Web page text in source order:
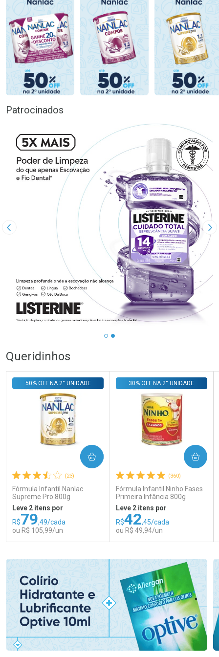
Patrocinados
Imagem Anterior
Queridinhos
(23)
Fórmula Infantil Nanlac
Supreme Pro 800g
50% OFF NA 2° UNIDADE
Leve 2 itens por
R$79,49/cada
ou R$ 105,99/un
COMPRAR
(360)
Fórmula Infantil Ninho Fases
Primeira Infância 800g
30% OFF NA 2° UNIDADE
Leve 2 itens por
R$42,45/cada
ou R$ 49,94/un
COMPRAR
Laboratório
Por Menos